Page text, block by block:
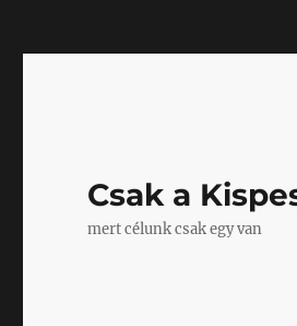
Csak a
mert célunk csak egy van